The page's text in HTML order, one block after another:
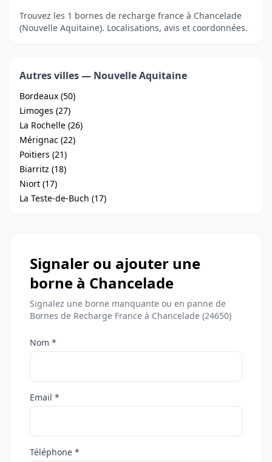
Trouvez les 1 bornes de recharge france à Chancelade
(Nouvelle Aquitaine). Localisations, avis et coordonnées.
Autres villes — Nouvelle Aquitaine
Bordeaux (50)
Limoges (27)
La Rochelle (26)
Mérignac (22)
Poitiers (21)
Biarritz (18)
Niort (17)
La Teste-de-Buch (17)
Signaler ou ajouter une
borne à Chancelade
Signalez une borne manquante ou en panne de
Bornes de Recharge France à Chancelade (24650)
Nom *
Email *
Téléphone *